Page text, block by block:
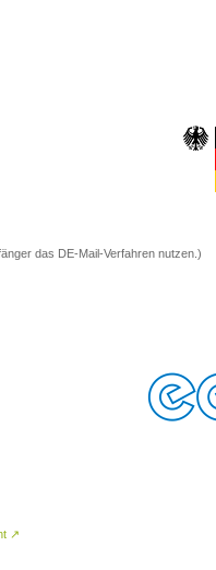
das DE-Mail-Verfahren nutzen.)
↗